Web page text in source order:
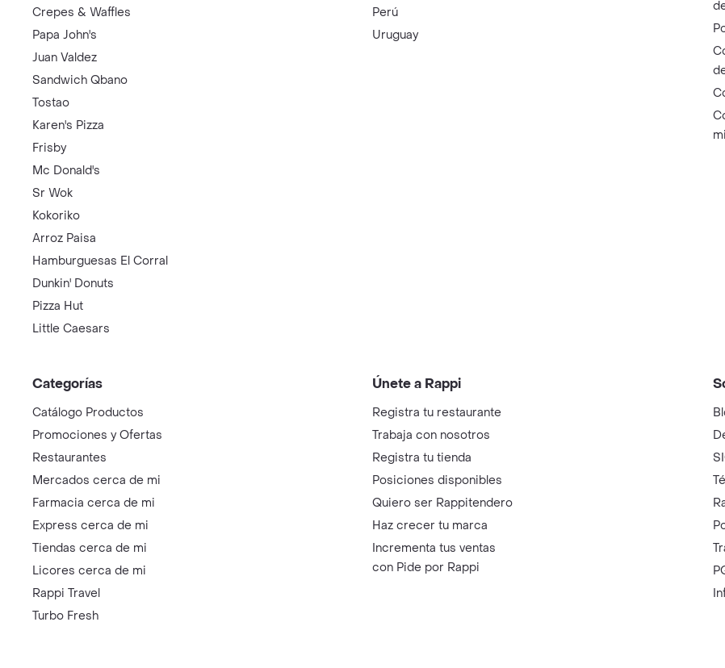
Crepes & Waffles
Papa John's
Juan Valdez
Sandwich Qbano
Tostao
Karen's Pizza
Frisby
Mc Donald's
Sr Wok
Kokoriko
Arroz Paisa
Hamburguesas El Corral
Dunkin' Donuts
Pizza Hut
Little Caesars
Perú
Uruguay
mi
Categorías
Catálogo Productos
Promociones y Ofertas
Restaurantes
Mercados cerca de mi
Farmacia cerca de mi
Express cerca de mi
Tiendas cerca de mi
Licores cerca de mi
Rappi Travel
Turbo Fresh
Únete a Rappi
Registra tu restaurante
Trabaja con nosotros
Registra tu tienda
Posiciones disponibles
Quiero ser Rappitendero
Haz crecer tu marca
Incrementa tus ventas
con Pide por Rappi